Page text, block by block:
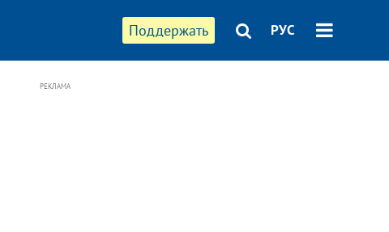
Поддержать РУС
РЕКЛАМА